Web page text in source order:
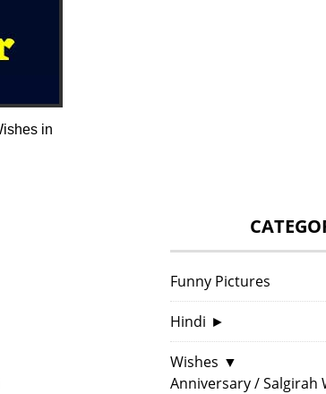
in
Funny Pictures
Hindi ►
Wishes ▼
Anniversary / Salgirah